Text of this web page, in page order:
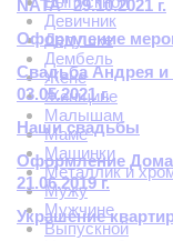
Девичник
Дедушке
Дембель
Жене
Женщине
Малышам
Маме
Машинки
Металлик и
Мужу
Мужчине
Выпускной
NATA" 29.10.2021 г.
Оформление
Свадьба Андрея
03.05.2021 г.
Наши свадьбы
Оформление Дома
21.06.2019 г.
Украшение